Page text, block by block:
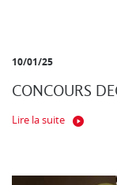
10/01/25
CONCOURS
Lire la suite